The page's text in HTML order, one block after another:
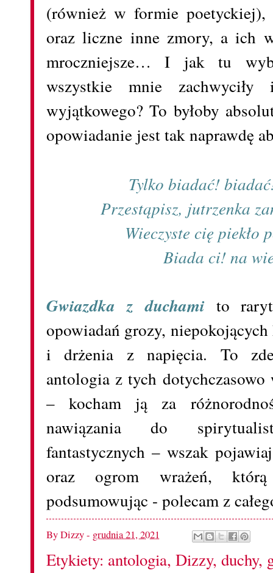
(również w formie
oraz liczne inne zmory, a ich
mroczniejsze… I jak tu
wszystkie mnie zachwyciły
wyjątkowego? To byłoby
opowiadanie jest tak naprawdę
Tylko biadać!
Przestąpisz, jutrzenka
Wieczyste cię piekło
Biada ci! na
Gwiazdka z duchami to
opowiadań grozy,
i drżenia z napięcia. To
antologia z tych
– kocham ją za
nawiązania do
fantastycznych – wszak
oraz ogrom wrażeń,
podsumowując - polecam z
ByDizzy- grudnia 21, 2021
Etykiety: antologia, Dizzy, duchy,